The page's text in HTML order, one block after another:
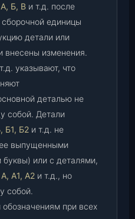
А, Б, В и т.д. после
единицы
детали или
внесены изменения.
указывают, что
деталью не
собой. Детали
Б1, Б2 и т.д. не
выпущенными
или с деталями,
А, А1, А2 и т.д., но
собой.
при всех